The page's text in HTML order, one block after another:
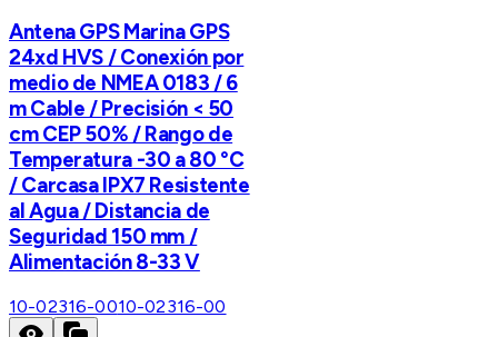
Antena GPS Marina GPS
24xd HVS / Conexión por
medio de NMEA 0183 / 6
m Cable / Precisión < 50
cm CEP 50% / Rango de
Temperatura -30 a 80 °C
/ Carcasa IPX7 Resistente
al Agua / Distancia de
Seguridad 150 mm /
Alimentación 8-33 V
10-02316-0010-02316-00